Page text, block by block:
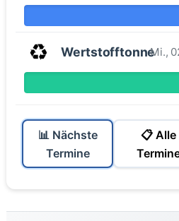
♻️ WertstofftonneMi.,
📊 Nächste
Termine
📋 Alle